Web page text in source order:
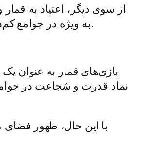
از سوی دیگر، اعتیاد به
به ویژه در جوامع کم‌درآمد بیشتر مشاهده می‌شود، جایی که افراد به امید جبران خسارات مالی خود به سمت قمار روی می‌آورند.
بازی‌های قمار به عنوان
نماد قدرت و شجاعت در
با این حال، ظهور فضای